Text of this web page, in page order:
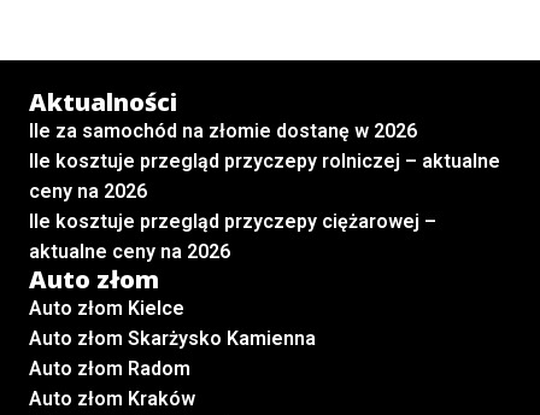
Aktualności
Ile za samochód na złomie dostanę w 2026
Ile kosztuje przegląd przyczepy rolniczej – aktualne
ceny na 2026
Ile kosztuje przegląd przyczepy ciężarowej –
aktualne ceny na 2026
Auto złom
Auto złom Kielce
Auto złom Skarżysko Kamienna
Auto złom Radom
Auto złom Kraków